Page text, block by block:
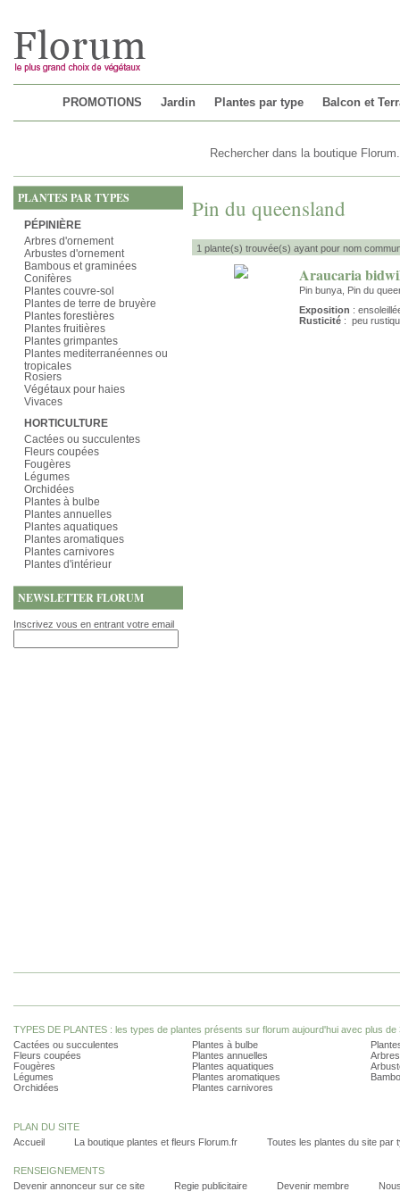
PROMOTIONS Jardin Plantes par type Balcon et
PLANTES PAR TYPES
PÉPINIÈRE
Arbres d'ornement
Arbustes d'ornement
Bambous et graminées
Conifères
Plantes couvre-sol
Plantes de terre de bruyère
Plantes forestières
Plantes fruitières
Plantes grimpantes
Plantes mediterranéennes ou
tropicales
Rosiers
Végétaux pour haies
Vivaces
HORTICULTURE
Cactées ou succulentes
Fleurs coupées
Fougères
Légumes
Orchidées
Plantes à bulbe
Plantes annuelles
Plantes aquatiques
Plantes aromatiques
Plantes carnivores
Plantes d'intérieur
NEWSLETTER FLORUM
Inscrivez vous en entrant votre email
Pin du queensland
1 plante(s) trouvée(s) ayant pour nom
Araucaria
Pin bunya, Pin du
Exposition :
Rusticité : peu
TYPES DE PLANTES : les types de plantes présents sur florum aujourd'hui avec plus de
Cactées ou succulentes
Fleurs coupées
Fougères
Légumes
Orchidées
Plantes à bulbe
Plantes annuelles
Plantes aquatiques
Plantes aromatiques
Plantes carnivores
PLAN DU SITE
Accueil
La boutique plantes et fleurs Florum.fr Toutes les plantes du site par
RENSEIGNEMENTS
Devenir annonceur sur ce site
Regie publicitaire Devenir membre